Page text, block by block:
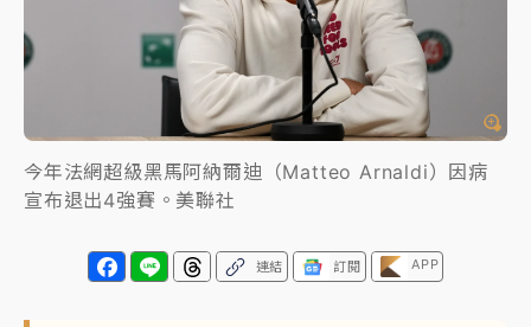
鎢業董座離奇命喪豪宅！檢警3方向追出前
員工犯案 破案關鍵曝
今年法網超級黑馬阿納爾迪（Matteo Arnaldi）因病
宣布退出4強賽。美聯社
連結 訂閱 APP